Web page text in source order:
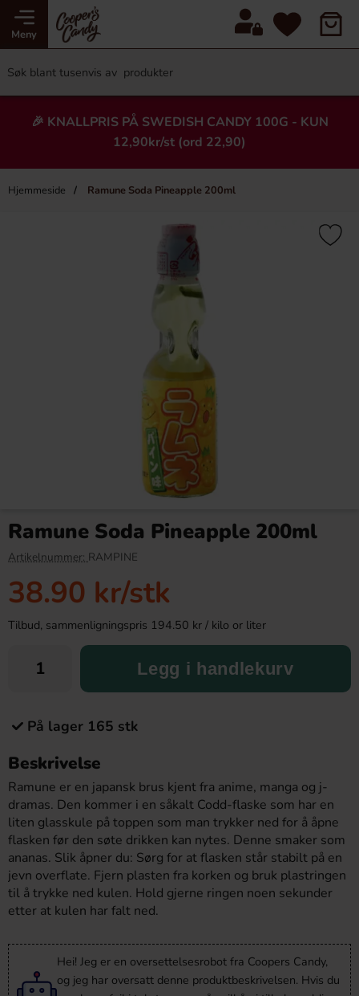
Meny
🎉 KNALLPRIS PÅ SWEDISH CANDY 100G - KUN
12,90kr/st (ord 22,90)
Hjemmeside Ramune Soda Pineapple 200ml
Heading
×
165g
Köp
Latte 425g
Ramune Soda Pineapple 200ml
Artikelnummer: RAMPINE
38.90 kr/stk
Tilbud, sammenligningspris 194.50 kr / kilo or liter
Legg i handlekurv
På lager 165 stk
Beskrivelse
Ramune er en japansk brus kjent fra anime, manga og j-
dramas. Den kommer i en såkalt Codd-flaske som har en
liten glasskule på toppen som man trykker ned for å åpne
flasken før den søte drikken kan nytes. Denne smaker som
ananas. Slik åpner du: Sørg for at flasken står stabilt på en
jevn overflate. Fjern plasten fra korken og bruk plastringen
til å trykke ned kulen. Hold gjerne ringen noen sekunder
etter at kulen har falt ned.
Hei! Jeg er en oversettelsesrobot fra Coopers Candy,
og jeg har oversatt denne produktbeskrivelsen. Hvis du